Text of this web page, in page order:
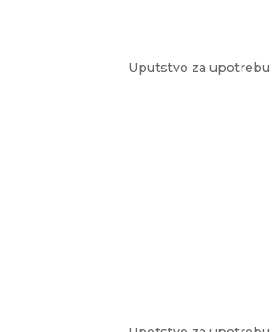
Uputstvo za upotrebu